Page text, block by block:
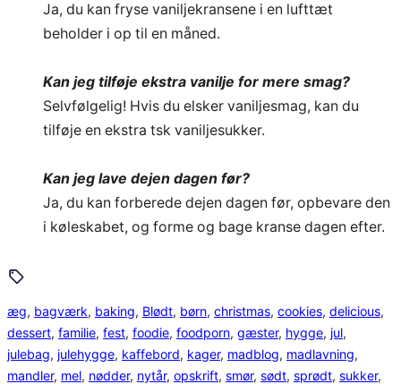
Ja, du kan fryse vaniljekransene i en lufttæt
beholder i op til en måned.
Kan jeg tilføje ekstra vanilje for mere smag?
Selvfølgelig! Hvis du elsker vaniljesmag, kan du
tilføje en ekstra tsk vaniljesukker.
Kan jeg lave dejen dagen før?
Ja, du kan forberede dejen dagen før, opbevare den
i køleskabet, og forme og bage kranse dagen efter.
æg, bagværk, baking, Blødt, børn, christmas, cookies, delicious
dessert, familie, fest, foodie, foodporn, gæster, hygge, jul
julebag, julehygge, kaffebord, kager, madblog, madlavning
mandler, mel, nødder, nytår, opskrift, smør, sødt, sprødt, sukker